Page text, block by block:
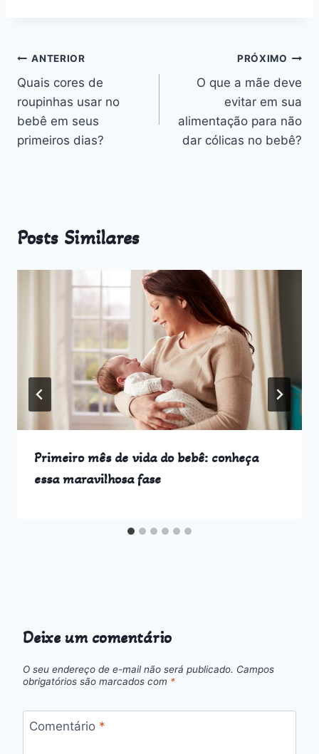
Navegação
de
Post
ANTERIOR
Quais cores de
roupinhas usar no
bebê em seus
primeiros dias?
PRÓXIMO
O que a mãe deve
evitar em sua
alimentação para não
dar cólicas no bebê?
Posts Similares
Primeiro mês de vida do bebê: conheça
essa maravilhosa fase
Deixe um comentário
O seu endereço de e-mail não será publicado. Campos
obrigatórios são marcados com *
Comentário *